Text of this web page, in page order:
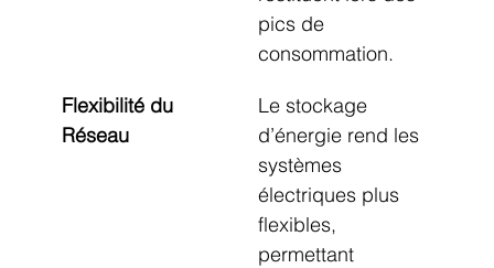
pics de
consommation.
Flexibilité du
Réseau
Le stockage
d’énergie rend les
systèmes
électriques plus
flexibles,
permettant